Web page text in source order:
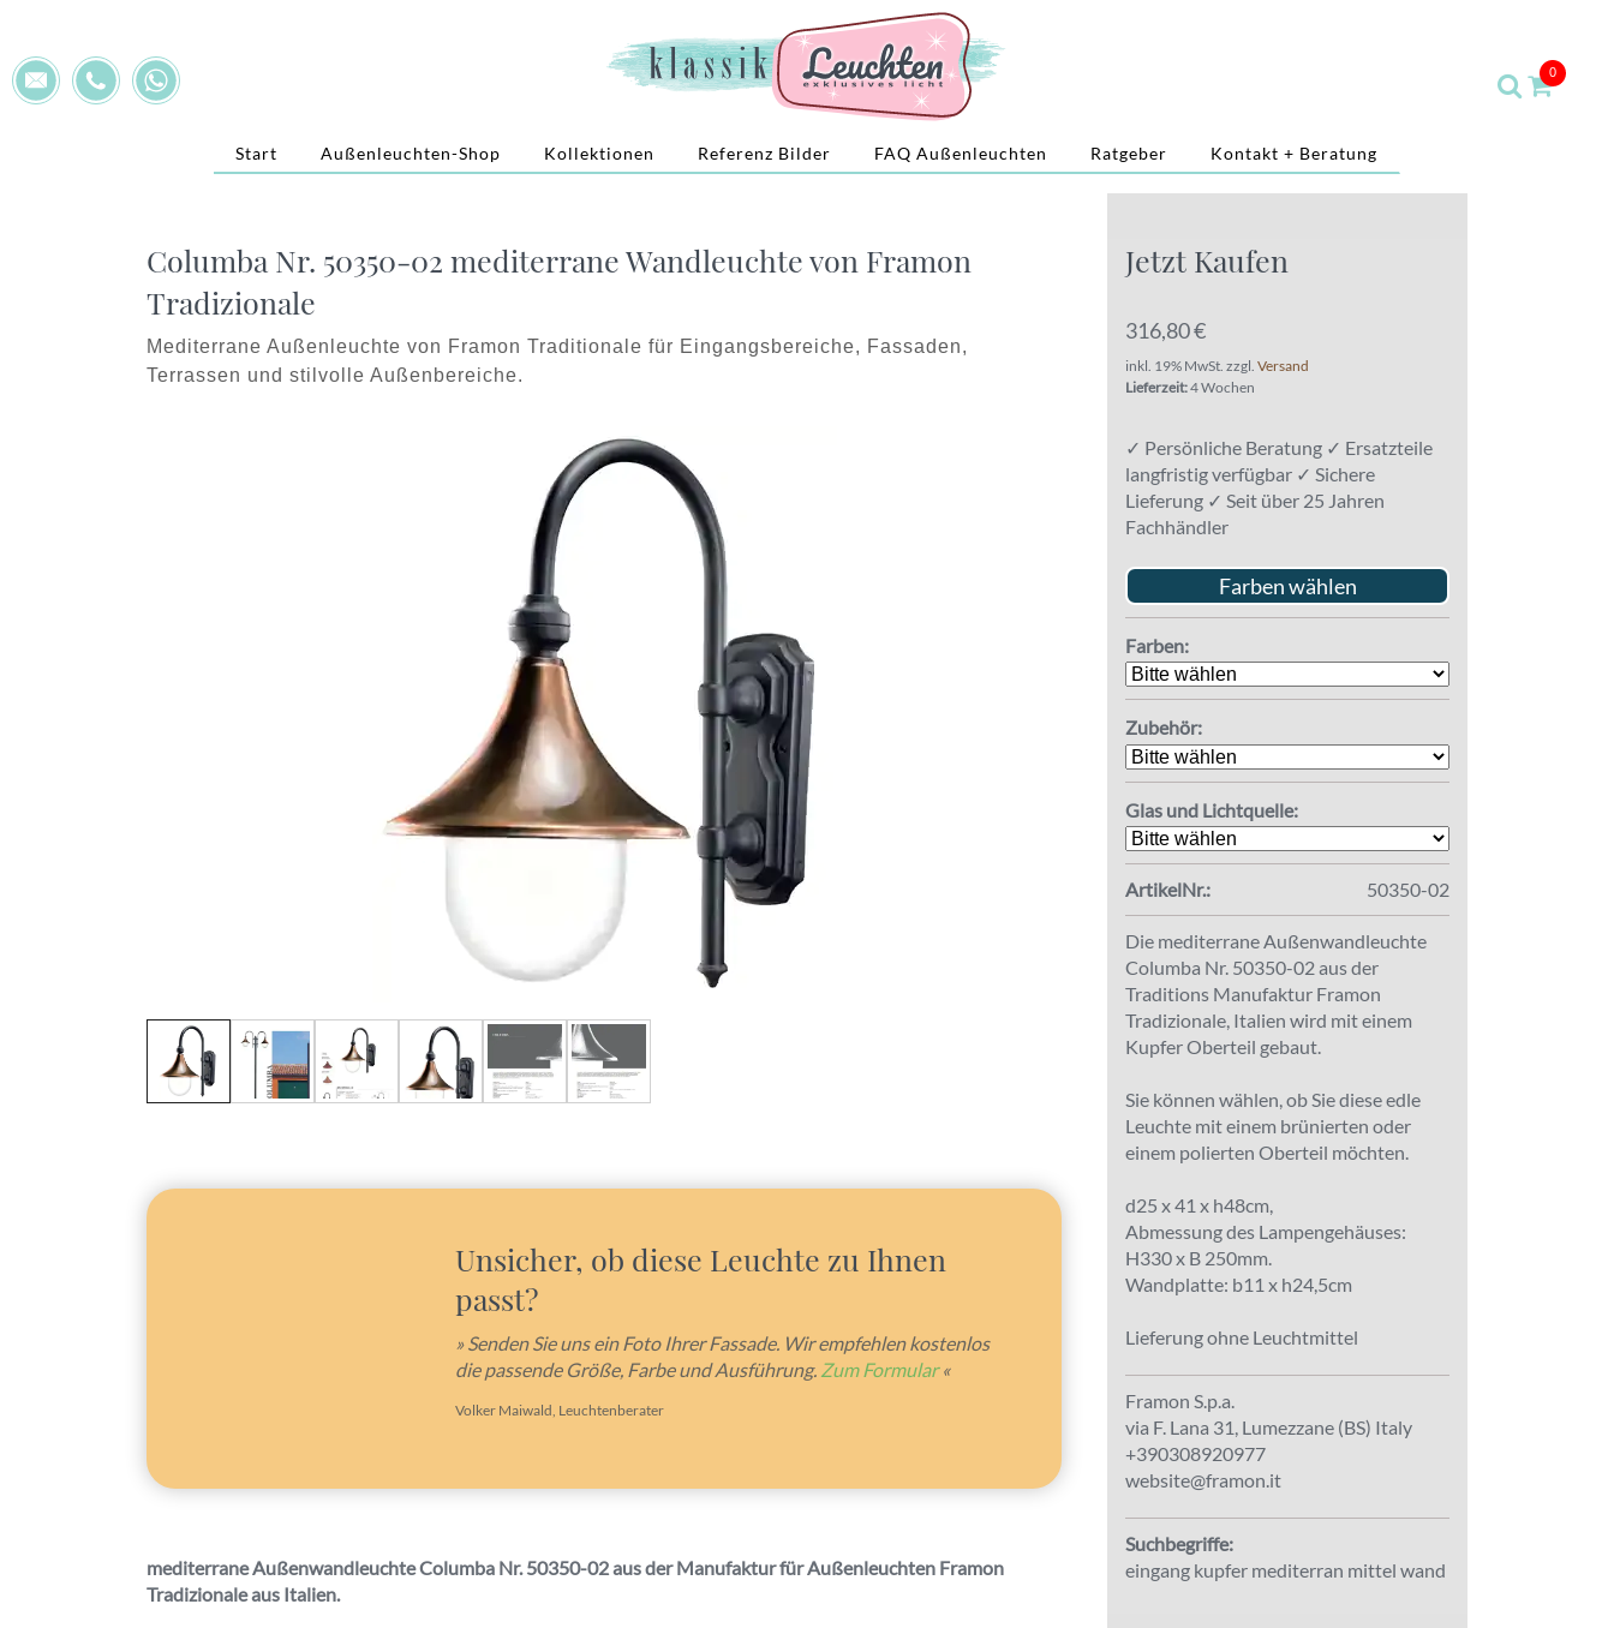
0
Start Außenleuchten-Shop Kollektionen Referenz Bilder FAQ Außenleuchten Ratgeber Kontakt + Beratung
Jetzt Kaufen
316,80 €
inkl. 19% MwSt. zzgl. Versand
Lieferzeit:4 Wochen
✓ Persönliche Beratung ✓ Ersatzteile
langfristig verfügbar ✓ Sichere
Lieferung ✓ Seit über 25 Jahren
Fachhändler
Farben wählen
Farben:
Zubehör:
Glas und Lichtquelle:
ArtikelNr.: 50350-02
Die mediterrane Außenwandleuchte
Columba Nr. 50350-02 aus der
Traditions Manufaktur Framon
Tradizionale, Italien wird mit einem
Kupfer Oberteil gebaut.
Sie können wählen, ob Sie diese edle
Leuchte mit einem brünierten oder
einem polierten Oberteil möchten.
d25 x 41 x h48cm,
Abmessung des Lampengehäuses:
H330 x B 250mm.
Wandplatte: b11 x h24,5cm
Lieferung ohne Leuchtmittel
Framon S.p.a.
via F. Lana 31, Lumezzane (BS) Italy
+390308920977
website@framon.it
Suchbegriffe:
eingang kupfer mediterran mittel wand
Columba Nr. 50350-02 mediterrane Wandleuchte von Framon
Tradizionale
Mediterrane Außenleuchte von Framon Traditionale für Eingangsbereiche, Fassaden,
Terrassen und stilvolle Außenbereiche.
Unsicher, ob diese Leuchte zu Ihnen
passt?
» Senden Sie uns ein Foto Ihrer Fassade. Wir empfehlen kostenlos
die passende Größe, Farbe und Ausführung. Zum Formular«
Volker Maiwald, Leuchtenberater
mediterrane Außenwandleuchte Columba Nr. 50350-02 aus der Manufaktur für Außenleuchten Framon
Tradizionale aus Italien.